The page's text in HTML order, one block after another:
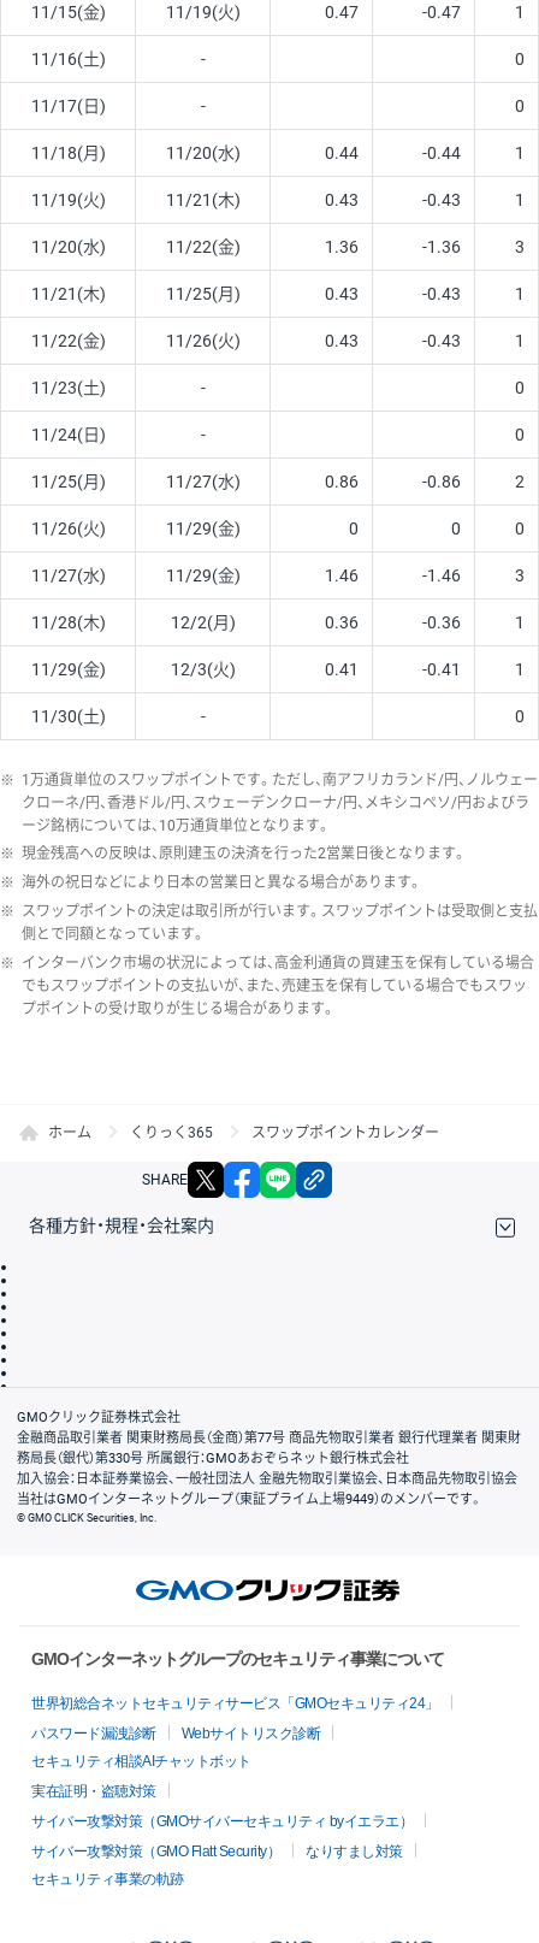
11/15(金) 11/19(火) 0.47 -0.47 1
11/16(土) - 0
11/17(日) - 0
11/18(月) 11/20(水) 0.44 -0.44 1
11/19(火) 11/21(木) 0.43 -0.43 1
11/20(水) 11/22(金) 1.36 -1.36 3
11/21(木) 11/25(月) 0.43 -0.43 1
11/22(金) 11/26(火) 0.43 -0.43 1
11/23(土) - 0
11/24(日) - 0
11/25(月) 11/27(水) 0.86 -0.86 2
11/26(火) 11/29(金) 0 0 0
11/27(水) 11/29(金) 1.46 -1.46 3
11/28(木) 12/2(月) 0.36 -0.36 1
11/29(金) 12/3(火) 0.41 -0.41 1
11/30(土) - 0
※ 1万通貨単位のスワップポイントです。ただし、南アフリカランド/円、ノルウェー
クローネ/円、香港ドル/円、スウェーデンクローナ/円、メキシコペソ/円およびラ
ージ銘柄については、10万通貨単位となります。
※ 現金残高への反映は、原則建玉の決済を行った2営業日後となります。
※ 海外の祝日などにより日本の営業日と異なる場合があります。
※ スワップポイントの決定は取引所が行います。スワップポイントは受取側と支払
側とで同額となっています。
※ インターバンク市場の状況によっては、高金利通貨の買建玉を保有している場合
でもスワップポイントの支払いが、また、売建玉を保有している場合でもスワッ
プポイントの受け取りが生じる場合があります。
ホーム くりっく365 スワップポイントカレンダー
SHARE X facebook
各種方針・規程・会社案内
会社案内
GMOクリック証券株式会社
金融商品取引業者 関東財務局長（金商）第77号 商品先物取引業者 銀行代理業者 関東財
務局長（銀代）第330号 所属銀行：GMOあおぞらネット銀行株式会社
加入協会：日本証券業協会、一般社団法人 金融先物取引業協会、日本商品先物取引協会
当社はGMOインターネットグループ（東証プライム上場9449）のメンバーです。
© GMO CLICK Securities, Inc.
GMOインターネットグループのセキュリティ事業について
世界初総合ネットセキュリティサービス「GMOセキュリティ24」
パスワード漏洩診断
Webサイトリスク診断
セキュリティ相談AIチャットボット
実在証明・盗聴対策
サイバー攻撃対策（GMOサイバーセキュリティ byイエラエ）
サイバー攻撃対策（GMO Flatt Security）
なりすまし対策
セキュリティ事業の軌跡